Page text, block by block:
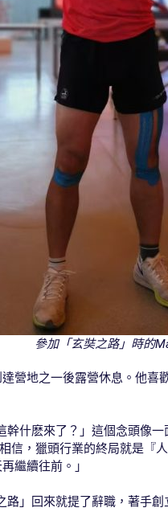
參加「玄奘之路」時的
營地之一後露營休息。他
什麽來了？」這個念頭像
信，獵頭行業的終局就是
繼續往前。」
路」回來就提了辭職，著手創